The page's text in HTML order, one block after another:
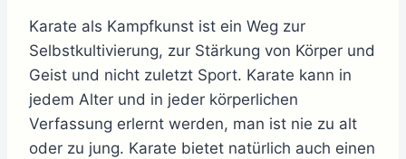
Karate als Kampfkunst ist ein Weg zur
Selbstkultivierung, zur Stärkung von Körper und
Geist und nicht zuletzt Sport. Karate kann in
jedem Alter und in jeder körperlichen
Verfassung erlernt werden, man ist nie zu alt
oder zu jung. Karate bietet natürlich auch einen